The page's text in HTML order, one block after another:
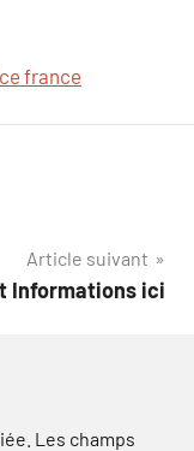
france
Article suivant
Informations ici
Les champs